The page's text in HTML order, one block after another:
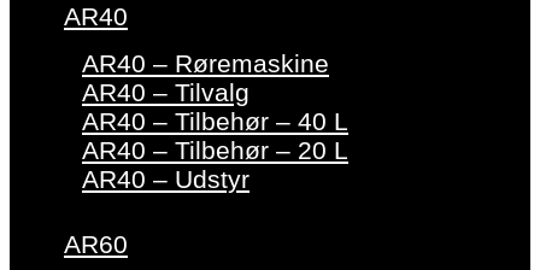
AR40
AR40 – Røremaskine
AR40 – Tilvalg
AR40 – Tilbehør – 40 L
AR40 – Tilbehør – 20 L
AR40 – Udstyr
AR60